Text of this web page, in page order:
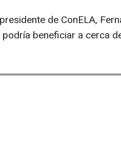
de ConELA,
beneficiar a cerca